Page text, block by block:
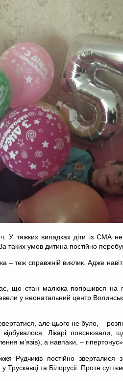
У тяжких випадках діти із СМА
таких умов дитина постійно
– теж справжній виклик. Адже
що стан малюка погіршився на
у неонатальний центр
але цього не було, –
Лікарі пояснювали,
м’язів), а навпаки, – гіпертонус».
Рудчиків постійно
у Трускавці та Білорусії. Проте